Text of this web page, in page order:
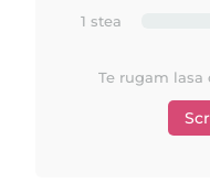
1 stea
Te rugam lasa